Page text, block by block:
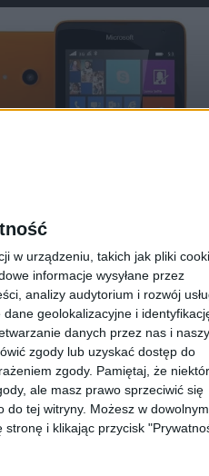
w urządzeniu, takich jak pliki
informacje wysyłane przez
analizy audytorium i rozwój
geolokalizacyjne i
danych przez nas i
zgody lub uzyskać dostęp do
zgody. Pamiętaj, że
ale masz prawo sprzeciwić się
tej witryny. Możesz w dowolnym
i klikając przycisk
Lumia 535 z
prosto od